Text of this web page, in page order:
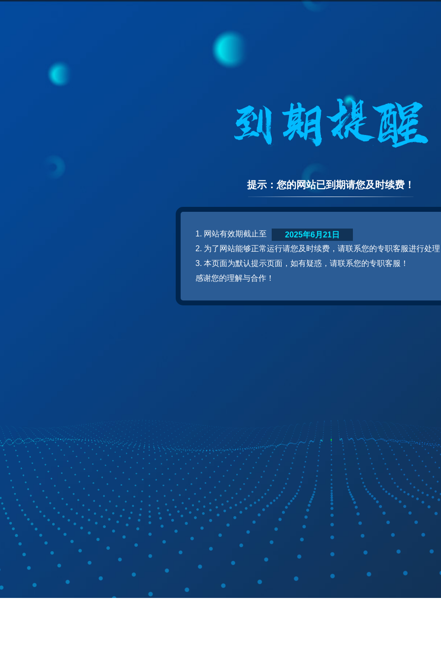
提示：您的网站已到期请您及时续费！
1. 网站有效期截止至
2. 为了网站能够正常运行请您及时续费，请联系您的专职客服进行处
3. 本页面为默认提示页面，如有疑惑，请联系您的专职客服！
感谢您的理解与合作！
2025年6月21日